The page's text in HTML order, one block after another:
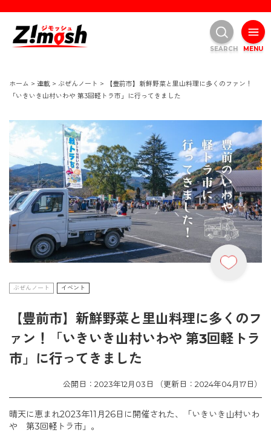
ホーム > 連載 > ぶぜんノート >
【豊前市】新鮮野菜と里山料理に多くのファン！
「いきいき山村いわや 第3回軽トラ市」に行ってきました
ぶぜんノート イベント
【豊前市】新鮮野菜と里山料理に多くのフ
ァン！「いきいき山村いわや 第3回軽トラ
市」に行ってきました
公開日：2023年12月03日 （更新日：2024年04月17日）
晴天に恵まれ2023年11月26日に開催された、「いきいき山村いわ
や 第3回軽トラ市」。
MENU
SEARCH